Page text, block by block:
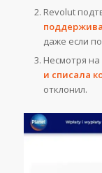
Revolut
даже если
Несмотря на
и списала
отклонил.